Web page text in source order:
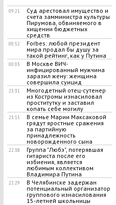
09:21
Суд арестовал имущество и
счета замминистра культуры
Пирумова, обвиняемого в
хищении бюджетных
средств
00:52
Forbes: любой президент
мира продал бы душу за
такой рейтинг, как у Путина
00:03
В Москве ВИЧ-
инфицированный мужчина
заразил жену: женщина
совершила суицид
23:31
Многодетный отец-сутенер
из Костромы изнасиловал
проститутку и заставил
копать себе могилу
23:15
В семье Марии Максаковой
грядут яростные сражения
за партийную
принадлежность
новорожденного сына
22:38
Группа "Любэ", потерявшая
гитариста после его
избиения, является
любимым коллективом
Владимира Путина
22:29
В Челябинске задержан
потенциальный организатор
группового изнасилования
15-летней школьницы